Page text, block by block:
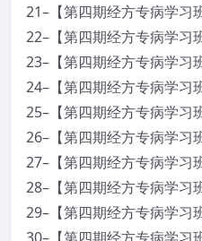
21–【第四期经方专病学习
22–【第四期经方专病学习
23–【第四期经方专病学习
24–【第四期经方专病学习
25–【第四期经方专病学习
26–【第四期经方专病学习
27–【第四期经方专病学习
28–【第四期经方专病学习
29–【第四期经方专病学习